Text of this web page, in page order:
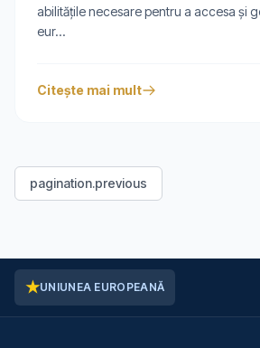
abilitățile necesare pentru a accesa și
eur...
Citește mai mult
pagination.previous
★UNIUNEA EUROPEANĂ